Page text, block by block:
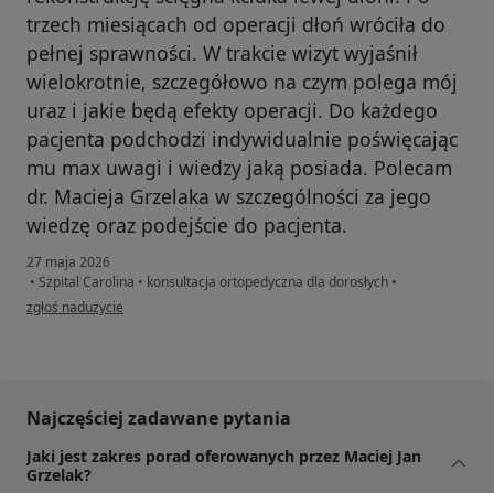
trzech miesiącach od operacji dłoń wróciła do
pełnej sprawności. W trakcie wizyt wyjaśnił
wielokrotnie, szczegółowo na czym polega mój
uraz i jakie będą efekty operacji. Do każdego
pacjenta podchodzi indywidualnie poświęcając
mu max uwagi i wiedzy jaką posiada. Polecam
dr. Macieja Grzelaka w szczególności za jego
wiedzę oraz podejście do pacjenta.
27 maja 2026
• Szpital Carolina • konsultacja ortopedyczna dla dorosłych •
w opinii użytkownika Łukasz Mątkiewicz
zgłoś nadużycie
Najczęściej zadawane pytania
Jaki jest zakres porad oferowanych przez Maciej Jan
Grzelak?